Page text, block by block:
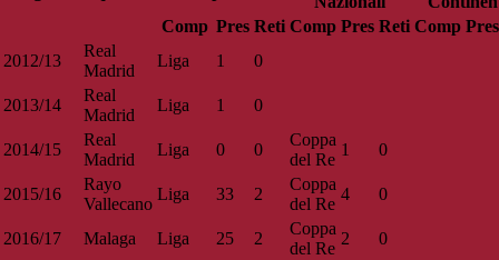
Comp Pres Reti Comp Pres Reti Comp Pres
2012/13
Real
Madrid
Liga 1 0
2013/14
Real
Madrid
Liga 1 0
2014/15
Real
Madrid
Liga 0 0
Coppa
del Re
1 0
2015/16
Rayo
Vallecano
Liga 33 2
Coppa
del Re
4 0
2016/17 Malaga Liga 25 2
Coppa
del Re
2 0